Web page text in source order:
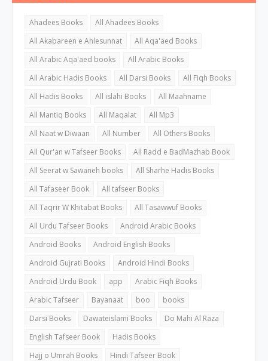
Ahadees Books
All Ahadees Books
All Akabareen e Ahlesunnat
All Aqa'aed Books
All Arabic Aqa'aed books
All Arabic Books
All Arabic Hadis Books
All Darsi Books
All Fiqh Books
All Hadis Books
All islahi Books
All Maahname
All Mantiq Books
All Maqalat
All Mp3
All Naat w Diwaan
All Number
All Others Books
All Qur'an w Tafseer Books
All Radd e BadMazhab Book
All Seerat w Sawaneh books
All Sharhe Hadis Books
All Tafaseer Book
All tafseer Books
All Taqrir W Khitabat Books
All Tasawwuf Books
All Urdu Tafseer Books
Android Arabic Books
Android Books
Android English Books
Android Gujrati Books
Android Hindi Books
Android Urdu Book
app
Arabic Fiqh Books
Arabic Tafseer
Bayanaat boo
books
Darsi Books
Dawateislami Books
Do Mahi Al Raza
English Tafseer Book
Hadis Books
Hajj o Umrah Books
Hindi Tafseer Book